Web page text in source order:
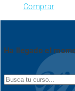
Comprar
Ha llegado el
Search